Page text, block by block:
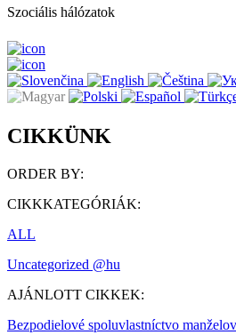
Szociális hálózatok
CIKKÜNK
ORDER BY:
CIKKKATEGÓRIÁK:
ALL
Uncategorized @hu
AJÁNLOTT CIKKEK:
Bezpodielové spoluvlastníctvo